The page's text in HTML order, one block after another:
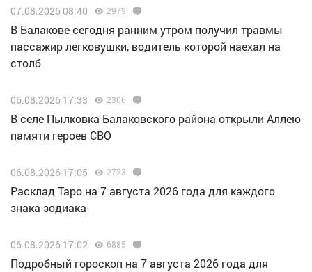
07.08.2026 08:40 2979
В Балакове сегодня ранним утром получил травмы
пассажир легковушки, водитель которой наехал на
столб
06.08.2026 17:33 2306
В селе Пылковка Балаковского района открыли Аллею
памяти героев СВО
06.08.2026 17:05 2723
Расклад Таро на 7 августа 2026 года для каждого
знака зодиака
06.08.2026 17:02 6885
Подробный гороскоп на 7 августа 2026 года для